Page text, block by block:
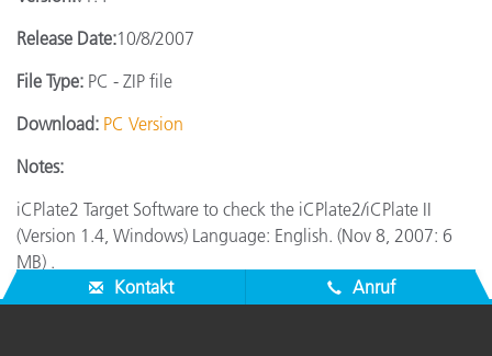
Release Date:10/8/2007
File Type: PC - ZIP file
Download: PC Version
Notes:
iCPlate2 Target Software to check the iCPlate2/iCPlate II
(Version 1.4, Windows) Language: English. (Nov 8, 2007: 6
MB) .
Kontakt
Anruf